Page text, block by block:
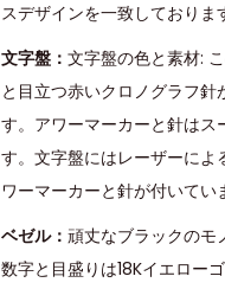
スデザインを一致しておりま
文字盤： 文字盤の色と素材:
と目立つ赤いクロノグラフ
す。アワーマーカーと針は
す。文字盤にはレーザーによ
ワーマーカーと針が付いてい
ベゼル： 頑丈なブラックのモ
数字と目盛りは18Kイエロー